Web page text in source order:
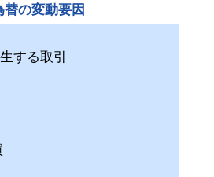
替の変動要因
する取引